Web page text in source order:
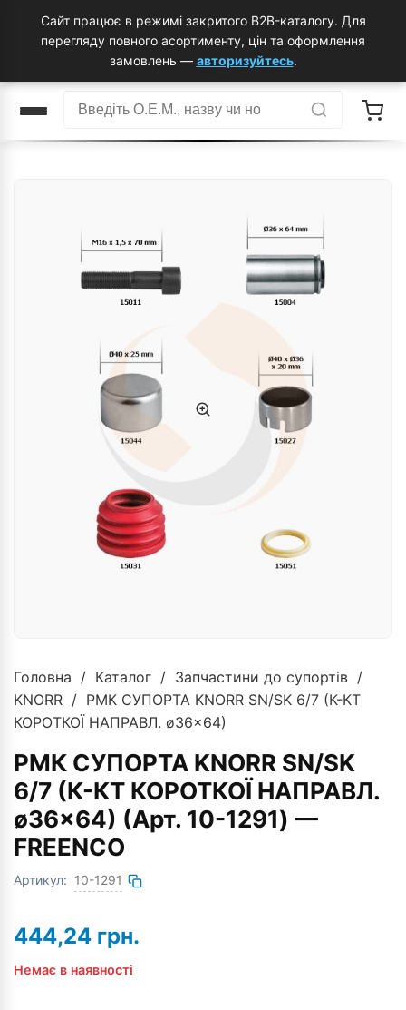
Головна / Каталог / Запчастини до супортів /
KNORR / РМК СУПОРТА KNORR SN/SK 6/7 (К-КТ
КОРОТКОЇ НАПРАВЛ. ø36×64)
РМК СУПОРТА KNORR SN/SK
6/7 (К-КТ КОРОТКОЇ НАПРАВЛ.
ø36x64) (Арт. 10-1291) —
FREENCO
Артикул: 10-1291
444,24 грн.
Немає в наявності
Сайт працює в режимі закритого B2B-каталогу. Для
перегляду повного асортименту, цін та оформлення
замовлень — авторизуйтесь.